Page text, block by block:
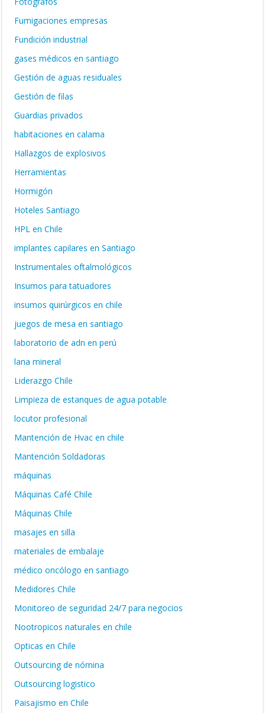
Fumigaciones empresas
Fundición industrial
gases médicos en santiago
Gestión de aguas residuales
Gestión de filas
Guardias privados
habitaciones en calama
Hallazgos de explosivos
Herramientas
Hormigón
Hoteles Santiago
HPL en Chile
implantes capilares en Santiago
Instrumentales oftalmológicos
Insumos para tatuadores
insumos quirúrgicos en chile
juegos de mesa en santiago
laboratorio de adn en perú
lana mineral
Liderazgo Chile
Limpieza de estanques de agua potable
locutor profesional
Mantención de Hvac en chile
Mantención Soldadoras
máquinas
Máquinas Café Chile
Máquinas Chile
masajes en silla
materiales de embalaje
médico oncólogo en santiago
Medidores Chile
Monitoreo de seguridad 24/7 para negocios
Nootropicos naturales en chile
Opticas en Chile
Outsourcing de nómina
Outsourcing logistico
Paisajismo en Chile